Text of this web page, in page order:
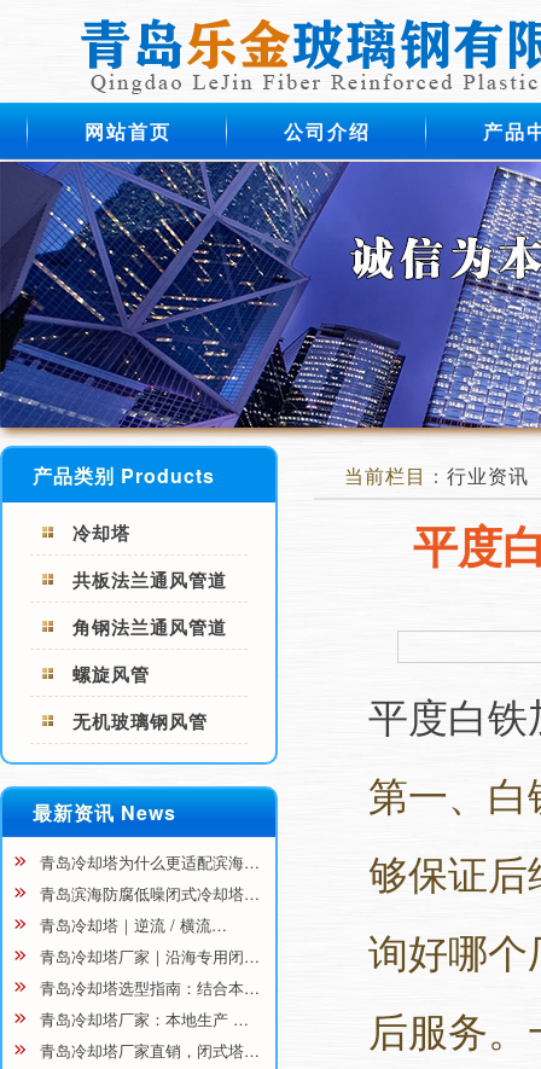
网站首页 公司介绍 产品
产品类别 Products
冷却塔
共板法兰通风管道
角钢法兰通风管道
螺旋风管
无机玻璃钢风管
最新资讯 News
青岛冷却塔为什么更适配滨海…
青岛滨海防腐低噪闭式冷却塔…
青岛冷却塔｜逆流 / 横流…
青岛冷却塔厂家｜沿海专用闭…
青岛冷却塔选型指南：结合本…
青岛冷却塔厂家：本地生产 …
青岛冷却塔厂家直销，闭式塔…
当前栏目： 行业资讯
平度
平度白铁
第一、
够保证
询好哪
后服务